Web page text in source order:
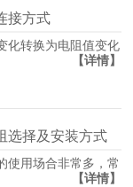
接方式
化转换为电阻值变化
【详情】
选择及安装方式
使用场合非常多，常
【详情】